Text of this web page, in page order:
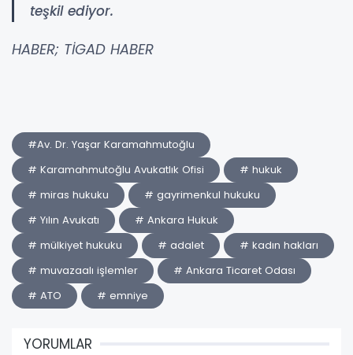
teşkil ediyor.
HABER; TİGAD HABER
#Av. Dr. Yaşar Karamahmutoğlu
# Karamahmutoğlu Avukatlık Ofisi
# hukuk
# miras hukuku
# gayrimenkul hukuku
# Yılın Avukatı
# Ankara Hukuk
# mülkiyet hukuku
# adalet
# kadın hakları
# muvazaalı işlemler
# Ankara Ticaret Odası
# ATO
# emniye
YORUMLAR